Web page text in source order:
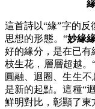
這首詩以“緣”字的反
思想的形態。“妙緣
好的緣分，是在已
枝生花，層層超越。
圓融、迴圈、生生不
是新的起點。這種“
鮮明對比，彰顯了東